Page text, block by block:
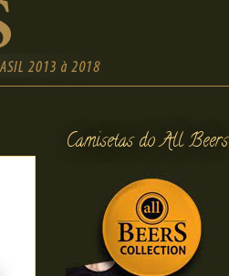
Camisetas do All Beers